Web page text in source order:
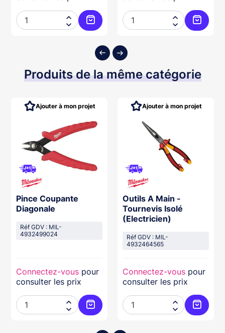
au panier


Ajouter au panier


Produits de la même catégorie
au panier
Pince Coupante
Diagonale
Réf GDV : MIL-
4932499024
Connectez-vous pour
consulter les prix


Ajouter au panier
Ajouter à mon projet
Outils A Main -
Tournevis Isolé
(Electricien)
Réf GDV : MIL-
4932464565
Connectez-vous pour
consulter les prix


Ajouter à mon projet